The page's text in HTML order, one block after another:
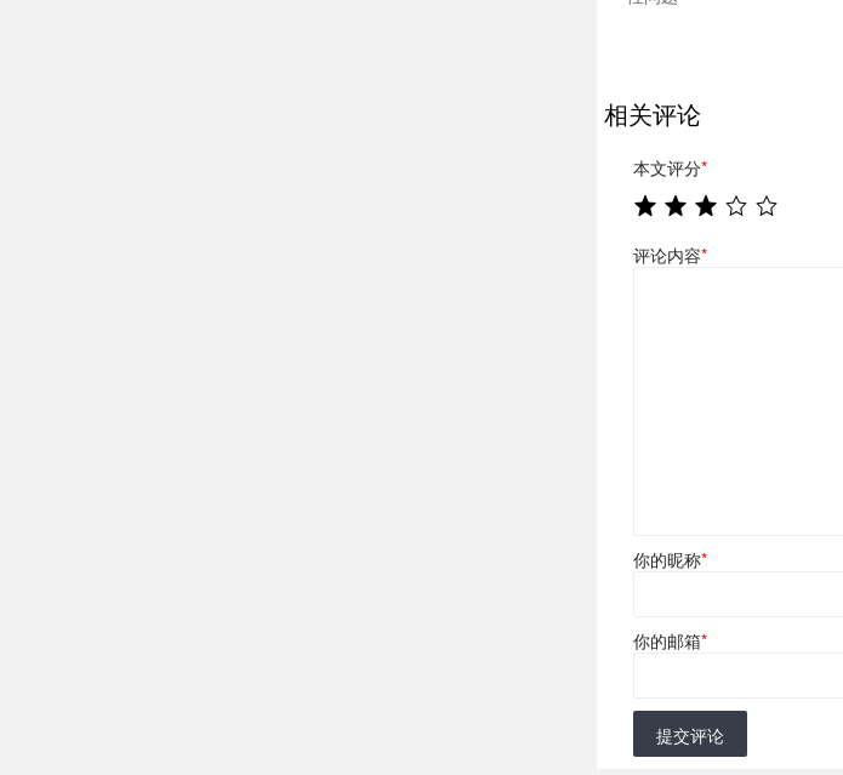
相关评论
本文评分*
评论内容*
你的昵称*
你的邮箱*
提交评论